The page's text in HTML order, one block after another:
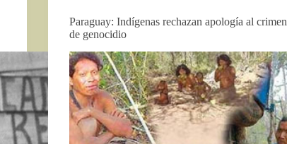
Paraguay: Indígenas rechazan apología al crimen
de genocidio